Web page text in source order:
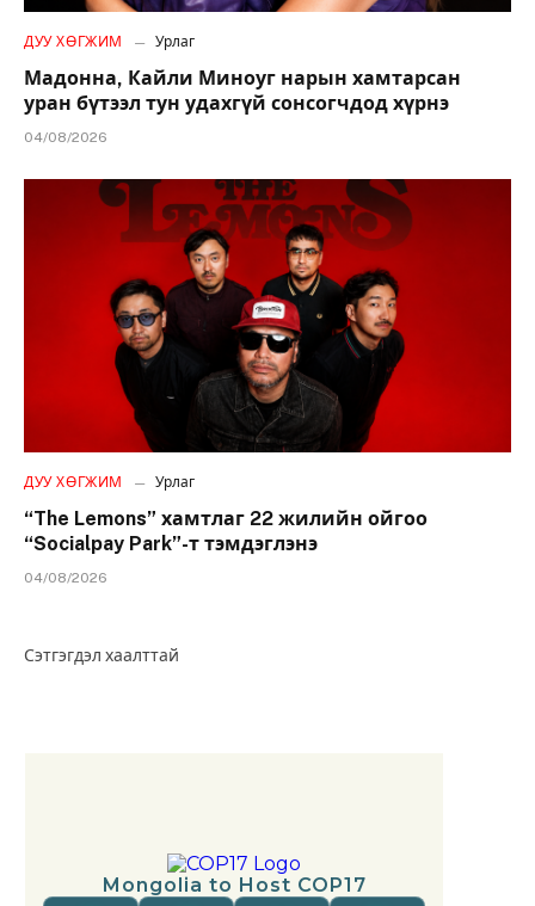
ДУУ ХӨГЖИМ Урлаг
Мадонна, Кайли Миноуг нарын хамтарсан
уран бүтээл тун удахгүй сонсогчдод хүрнэ
04/08/2026
ДУУ ХӨГЖИМ Урлаг
“The Lemons” хамтлаг 22 жилийн ойгоо
“Socialpay Park”-т тэмдэглэнэ
04/08/2026
Сэтгэгдэл хаалттай